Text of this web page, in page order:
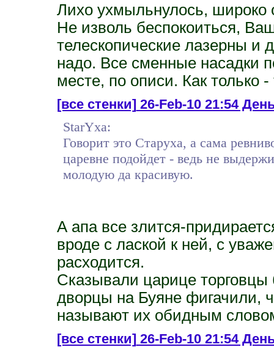
Лихо ухмыльнулось, широко
Не изволь беспокоиться,
телескопические лазерны и
надо. Все сменные насадки
месте, по описи. Как только -
[все стенки]26-Feb-10 21:54
StarYxa:
Говорит это Старуха, а сама
царевне подойдет - ведь не
молодую да красивую.
А апа все злится-
вроде с лаской к ней, с
расходится.
Сказывали царице
дворцы на Буяне фигачили,
называют их обидным
[все стенки]26-Feb-10 21:54